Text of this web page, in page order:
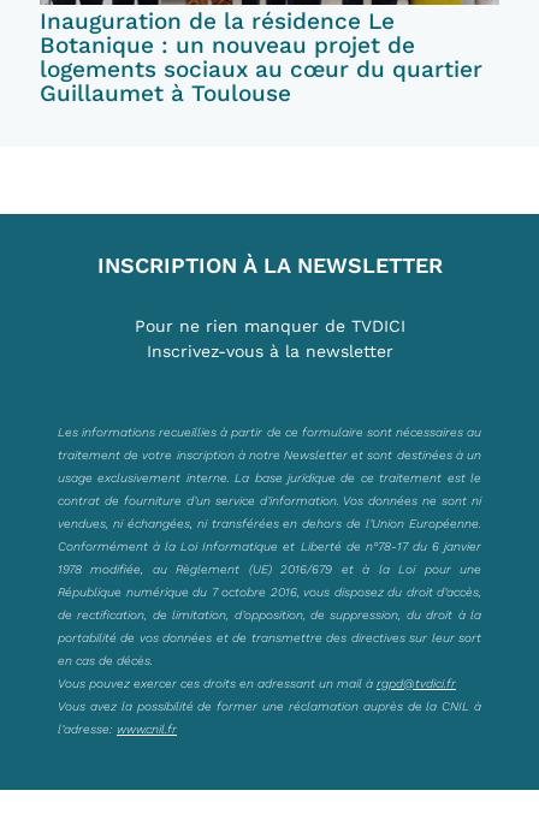
Inauguration de la résidence Le
Botanique : un nouveau projet de
logements sociaux au cœur du quartier
Guillaumet à Toulouse
INSCRIPTION À LA NEWSLETTER
Pour ne rien manquer de TVDICI
Inscrivez-vous à la newsletter
Les informations recueillies à partir de ce formulaire sont nécessaires au
traitement de votre inscription à notre Newsletter et sont destinées à un
usage exclusivement interne. La base juridique de ce traitement est le
contrat de fourniture d’un service d’information. Vos données ne sont ni
vendues, ni échangées, ni transférées en dehors de l’Union Européenne.
Conformément à la Loi Informatique et Liberté de n°78-17 du 6 janvier
1978 modifiée, au Règlement (UE) 2016/679 et à la Loi pour une
République numérique du 7 octobre 2016, vous disposez du droit d’accès,
de rectification, de limitation, d’opposition, de suppression, du droit à la
portabilité de vos données et de transmettre des directives sur leur sort
en cas de décès.
Vous pouvez exercer ces droits en adressant un mail à rgpd@tvdici.fr
Vous avez la possibilité de former une réclamation auprès de la CNIL à
l’adresse: www.cnil.fr